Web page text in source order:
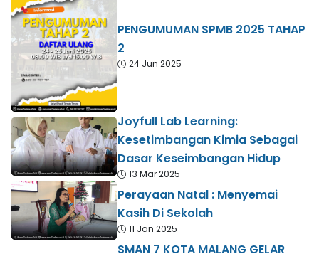
PENGUMUMAN SPMB 2025 TAHAP
2
24 Jun 2025
Joyfull Lab Learning:
Kesetimbangan Kimia Sebagai
Dasar Keseimbangan Hidup
13 Mar 2025
Perayaan Natal : Menyemai
Kasih Di Sekolah
11 Jan 2025
SMAN 7 KOTA MALANG GELAR